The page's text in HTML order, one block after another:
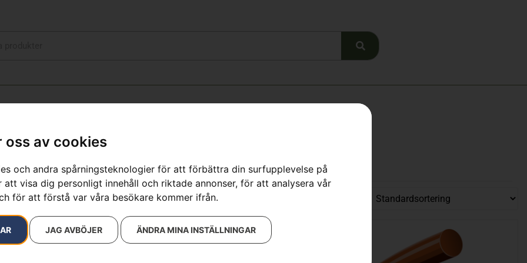
oss av cookies
och andra spårningsteknologier för att förbättra din surfupplevelse på
visa dig personligt innehåll och riktade annonser, för att analysera vår
för att förstå var våra besökare kommer ifrån.
JAG AVBÖJER ÄNDRA MINA INSTÄLLNINGAR
240m